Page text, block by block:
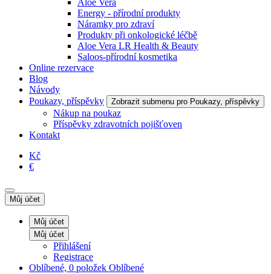
Aloe Vera
Energy - přírodní produkty
Náramky pro zdraví
Produkty při onkologické léčbě
Aloe Vera LR Health & Beauty
Saloos-přírodní kosmetika
Online rezervace
Blog
Návody
Poukazy, příspěvky
Zobrazit submenu pro Poukazy, příspěvky
Nákup na poukaz
Příspěvky zdravotních pojišťoven
Kontakt
Kč
€
Můj účet
Můj účet
Můj účet
Přihlášení
Registrace
Oblíbené, 0 položek Oblíbené